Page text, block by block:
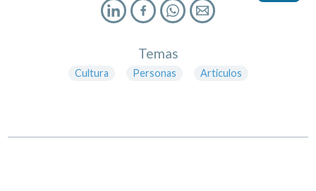
Temas
Cultura Personas Articulos